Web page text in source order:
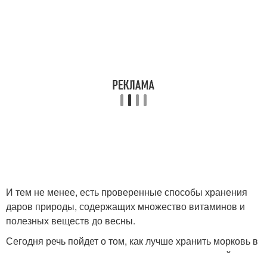
И тем не менее, есть проверенные способы хранения
даров природы, содержащих множество витаминов и
полезных веществ до весны.
Сегодня речь пойдет о том, как лучше хранить морковь в